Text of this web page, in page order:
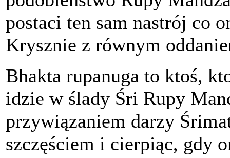
postaci ten sam nastrój co
Krysznie z równym
Bhakta rupanuga to ktoś,
idzie w ślady Śri Rupy
przywiązaniem darzy
szczęściem i cierpiąc, gdy